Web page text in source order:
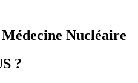
Nucléaire
?